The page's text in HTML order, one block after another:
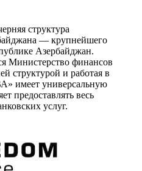
структура
— крупнейшего
Азербайджан.
Министерство финансов
структурой и работая в
имеет универсальную
предоставлять весь
услуг.